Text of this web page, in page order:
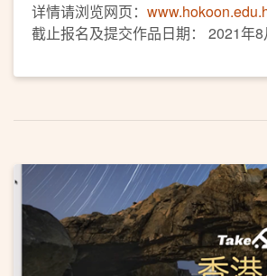
详情请浏览网页：
截止报名及提交作品日期： 2021年8